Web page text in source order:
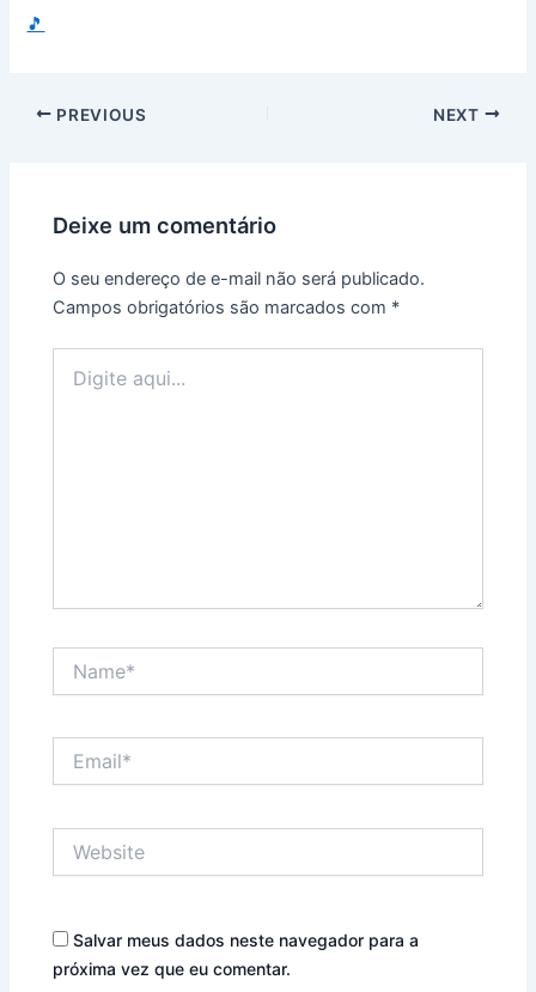
🎵
PREVIOUS NEXT
Deixe um comentário
O seu endereço de e-mail não será publicado.
Campos obrigatórios são marcados com *
aqui...
Salvar meus dados neste navegador para a
próxima vez que eu comentar.